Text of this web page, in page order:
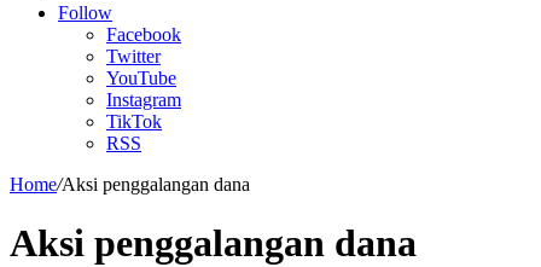
Article
Follow
Facebook
Twitter
YouTube
Instagram
TikTok
RSS
Home/Aksi penggalangan dana
Aksi penggalangan dana